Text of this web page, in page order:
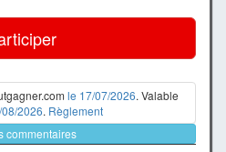
le 17/07/2026. Valable
2026. Règlement
commentaires